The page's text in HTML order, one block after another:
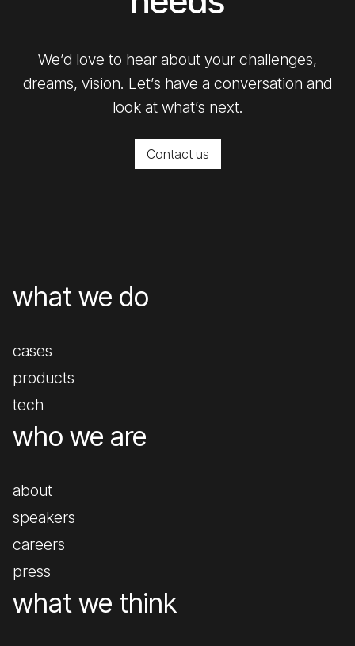
We’d love to hear about your challenges,
dreams, vision. Let’s have a conversation and
look at what’s next.
Contact us
what we do
cases
products
tech
who we are
about
speakers
careers
press
what we think